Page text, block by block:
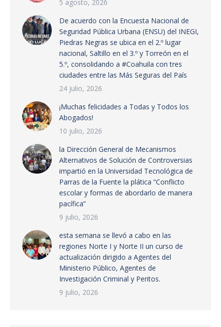
5 agosto, 2026
De acuerdo con la Encuesta Nacional de
Seguridad Pública Urbana (ENSU) del INEGI,
Piedras Negras se ubica en el 2.º lugar
nacional, Saltillo en el 3.º y Torreón en el
5.º, consolidando a #Coahuila con tres
ciudades entre las Más Seguras del País
24 julio, 2026
¡Muchas felicidades a Todas y Todos los
Abogados!
10 julio, 2026
la Dirección General de Mecanismos
Alternativos de Solución de Controversias
impartió en la Universidad Tecnológica de
Parras de la Fuente la plática “Conflicto
escolar y formas de abordarlo de manera
pacífica”
9 julio, 2026
esta semana se llevó a cabo en las
regiones Norte I y Norte II un curso de
actualización dirigido a Agentes del
Ministerio Público, Agentes de
Investigación Criminal y Peritos.
9 julio, 2026